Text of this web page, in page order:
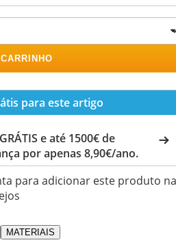
para este artigo
e até 1500€ de
por apenas 8,90€/ano.
para adicionar este produto na
MATERIAIS